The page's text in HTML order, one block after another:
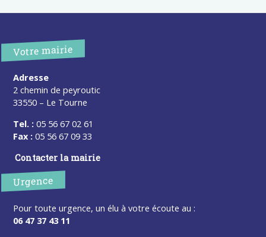
Votre mairie
Adresse
2 chemin de peyroutic
33550 – Le Tourne
Tel. : 05 56 67 02 61
Fax : 05 56 67 09 33
Contacter la mairie
Urgence
Pour toute urgence, un élu à votre écoute au :
06 47 37 43 11